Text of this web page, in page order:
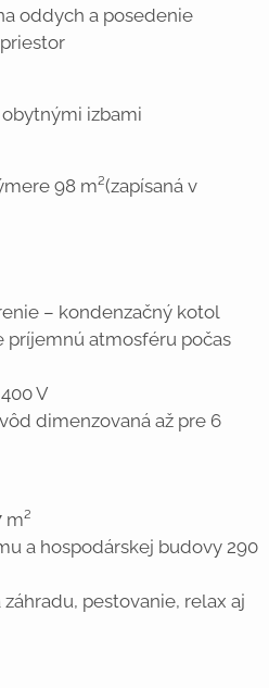
oddych a posedenie
izbami
98 m²(zapísaná v
– kondenzačný kotol
príjemnú atmosféru počas
V
dimenzovaná až pre 6
m²
a hospodárskej budovy 290
pestovanie, relax aj